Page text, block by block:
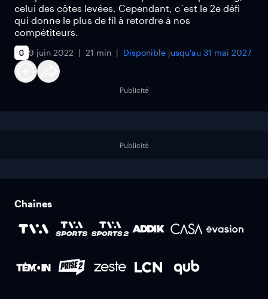
celui des côtes levées. Cependant, c´est le 2e défi
qui donne le plus de fil à retordre à nos
compétiteurs.
9 juin 2022 21 min Disponible jusqu'au 31 mai 2027
Publicité
Publicité
Chaînes